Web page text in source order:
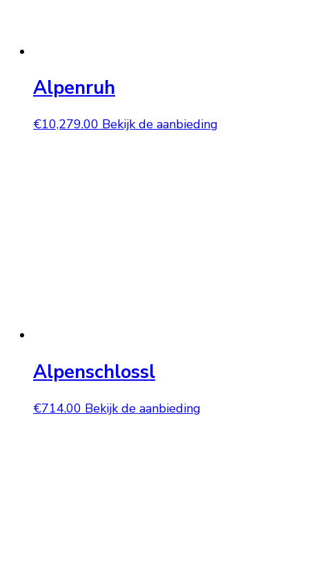
Alpenruh
€10,279.00 Bekijk de aanbieding
Alpenschlossl
€714.00 Bekijk de aanbieding